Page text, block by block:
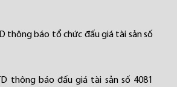
thông báo tổ chức đấu giá tài sản số
thông báo đấu giá tài sản số 4081